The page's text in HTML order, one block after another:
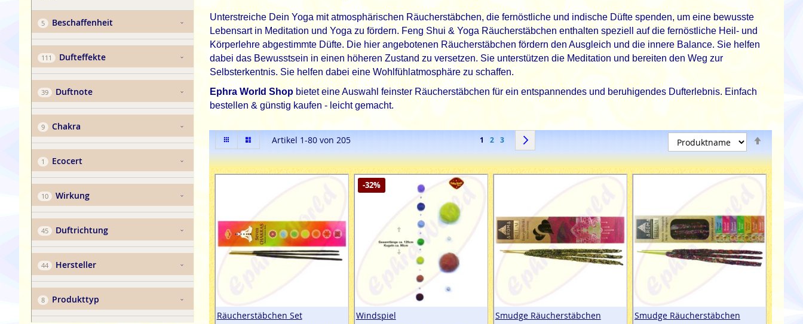
Unterstreiche Dein Yoga mit atmosphärischen Räucherstäbchen, die fernöstliche und indische Düfte spenden, um eine bewusste
Lebensart in Meditation und Yoga zu fördern. Feng Shui & Yoga Räucherstäbchen enthalten speziell auf die fernöstliche Heil- und
Körperlehre abgestimmte Düfte. Die hier angebotenen Räucherstäbchen fördern den Ausgleich und die innere Balance. Sie helfen
dabei das Bewusstsein in einen höheren Zustand zu versetzen. Sie unterstützen die Meditation und bereiten den Weg zur
Selbsterkentnis. Sie helfen dabei eine Wohlfühlatmosphäre zu schaffen.
Ephra World Shopbietet eine Auswahl feinster Räucherstäbchen für ein entspannendes und beruhigendes Dufterlebnis. Einfach
bestellen & günstig kaufen - leicht gemacht.
Anzeigen
als
Liste Artikel 1-80von 205 Seite
Sie lesen gerade die Seite
1 Seite
2 Seite
3
Räucherstäbchen Set
-32%
Windspiel
Smudge Räucherstäbchen
Smudge Räucherstäbchen
Beschaffenheit
Dufteffekte
Duftnote
Chakra
Ecocert
Wirkung
Duftrichtung
Hersteller
Produkttyp